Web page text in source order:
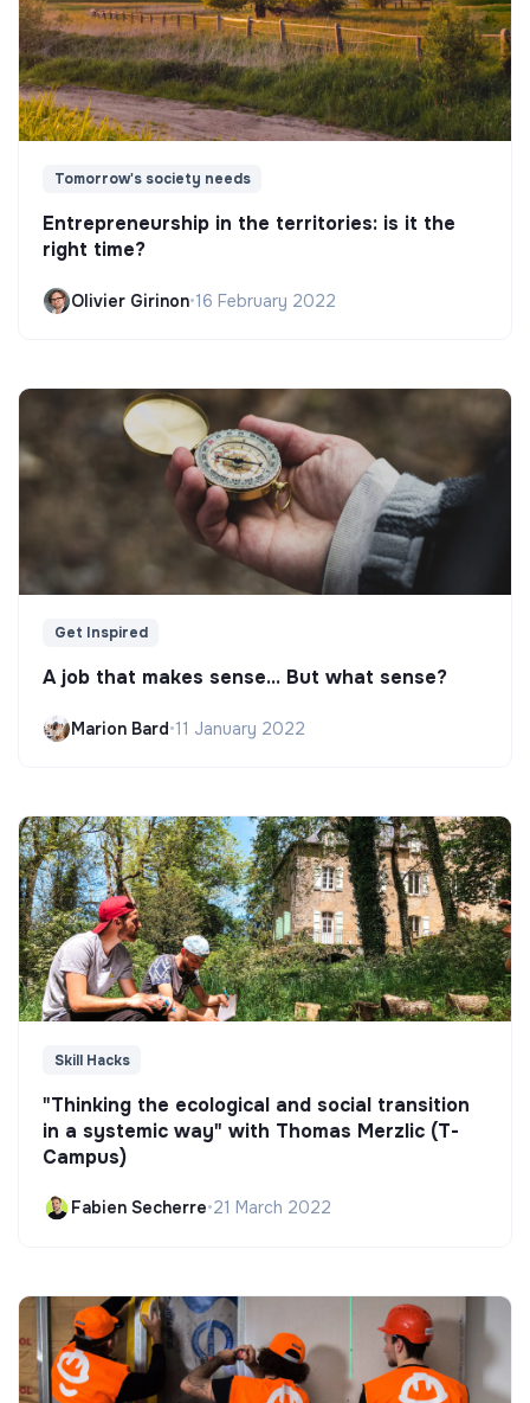
Tomorrow's society needs
Entrepreneurship in the territories: is it the
right time?
Olivier Girinon•16 February 2022
Get Inspired
A job that makes sense... But what sense?
Marion Bard•11 January 2022
Skill Hacks
"Thinking the ecological and social transition
in a systemic way" with Thomas Merzlic (T-
Campus)
Fabien Secherre•21 March 2022